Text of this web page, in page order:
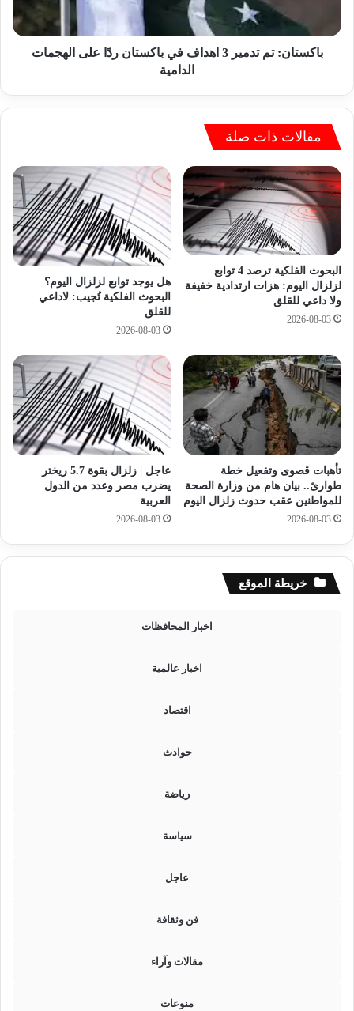
ا
ج
ز
ء
ل
ا
ج
ز
أ
م
ن
ا
ف
ة
ا
ل
م
ج
ت
م
ع
ر
ك
ت
ر
3
ا
ه
د
ف
ي
ب
ا
ك
ا
ن
ر
دً
ع
ل
ى
ا
ل
باكستان: تم تدمير 3 اهداف في باكستان ردًا على الهجمات
الدامية
مقالات ذات صلة
البحوث الفلكية ترصد 4 توابع
لزلزال اليوم: هزات ارتدادية خفيفة
ولا داعي للقلق
2026-08-03
هل يوجد توابع لزلزال اليوم؟
البحوث الفلكية تُجيب: لاداعي
للقلق
2026-08-03
تأهبات قصوى وتفعيل خطة
طوارئ.. بيان هام من وزارة الصحة
للمواطنين عقب حدوث زلزال اليوم
2026-08-03
عاجل | زلزال بقوة 5.7 ريختر
يضرب مصر وعدد من الدول
العربية
2026-08-03
خريطة الموقع
اخبار المحافظات
اخبار عالمية
اقتصاد
حوادث
رياضة
سياسة
عاجل
فن وثقافة
مقالات وآراء
منوعات